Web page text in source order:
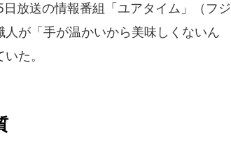
放送の情報番組「ユアタイム」（フジ
が「手が温かいから美味しくないん
た。